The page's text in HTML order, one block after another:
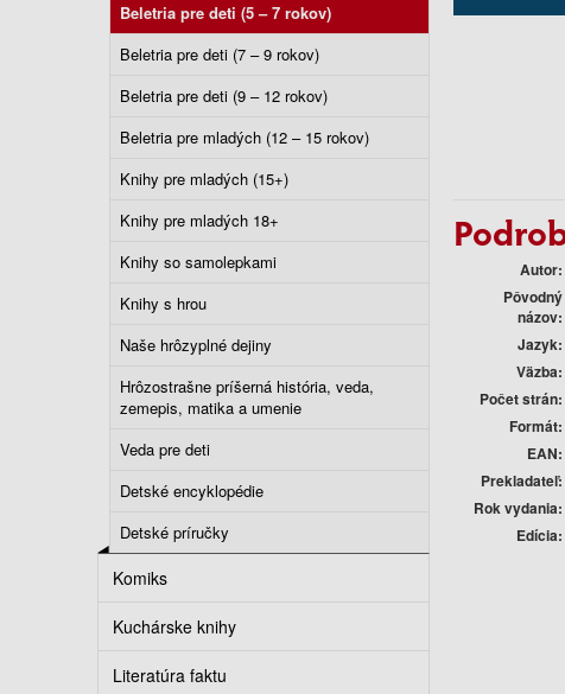
Beletria pre deti (5 – 7 rokov)
Beletria pre deti (7 – 9 rokov)
Beletria pre deti (9 – 12 rokov)
Beletria pre mladých (12 – 15 rokov)
Knihy pre mladých (15+)
Knihy pre mladých 18+
Knihy so samolepkami
Knihy s hrou
Naše hrôzyplné dejiny
Hrôzostrašne príšerná história, veda,
zemepis, matika a umenie
Veda pre deti
Detské encyklopédie
Detské príručky
Komiks
Kuchárske knihy
Literatúra faktu
Autor
Pôvodný
názov
Jazyk
Väzba
Počet strán
Formát
EAN
Prekladateľ
Rok vydania
Edícia